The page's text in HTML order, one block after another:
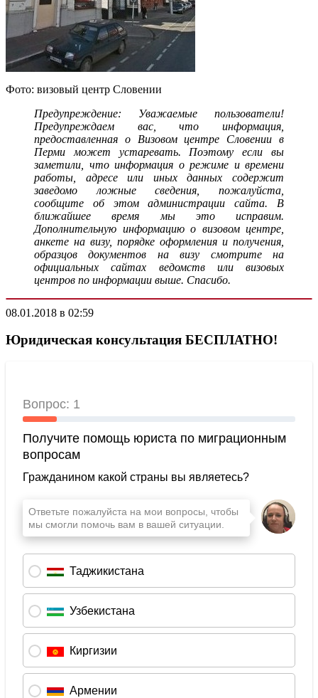
Фото: визовый центр Словении
Предупреждение: Уважаемые пользователи!
Предупреждаем вас, что информация,
предоставленная о Визовом центре Словении в
Перми может устаревать. Поэтому если вы
заметили, что информация о режиме и времени
работы, адресе или иных данных содержит
заведомо ложные сведения, пожалуйста,
сообщите об этом администрации сайта. В
ближайшее время мы это исправим.
Дополнительную информацию о визовом центре,
анкете на визу, порядке оформления и получения,
образцов документов на визу смотрите на
официальных сайтах ведомств или визовых
центров по информации выше. Спасибо.
08.01.2018 в 02:59
Юридическая консультация БЕСПЛАТНО!